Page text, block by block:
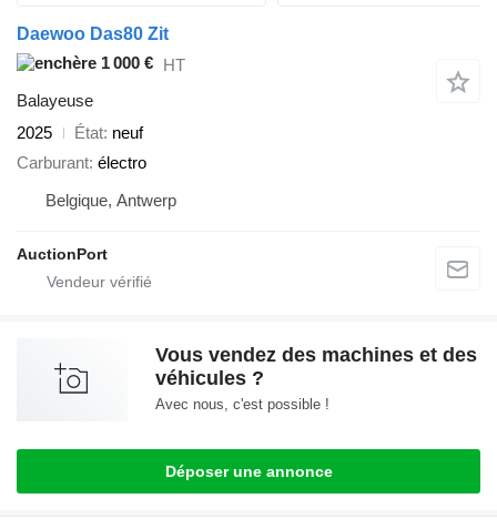
Daewoo Das80 Zit
1 000 € HT
Balayeuse
2025
État neuf
Carburant électro
Belgique, Antwerp
AuctionPort
Vous vendez des machines et des
véhicules ?
Avec nous, c'est possible !
Déposer une annonce